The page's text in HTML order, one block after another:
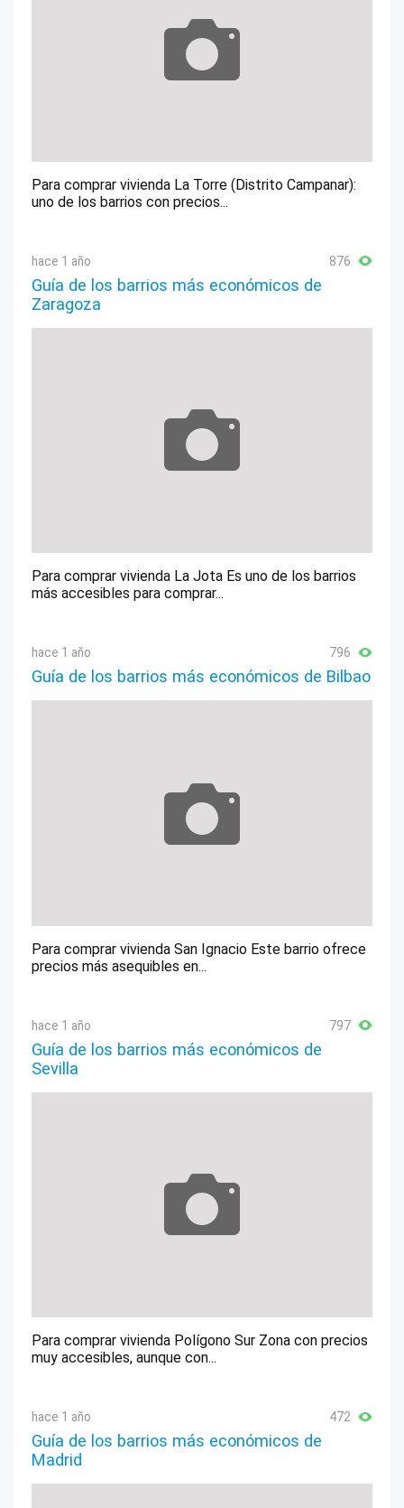
Para comprar vivienda La Torre (Distrito Campanar):
uno de los barrios con precios...
hace 1 año 876
Guía de los barrios más económicos de
Zaragoza
Para comprar vivienda La Jota Es uno de los barrios
más accesibles para comprar...
hace 1 año 796
Guía de los barrios más económicos de Bilbao
Para comprar vivienda San Ignacio Este barrio ofrece
precios más asequibles en...
hace 1 año 797
Guía de los barrios más económicos de
Sevilla
Para comprar vivienda Polígono Sur Zona con precios
muy accesibles, aunque con...
hace 1 año 472
Guía de los barrios más económicos de
Madrid